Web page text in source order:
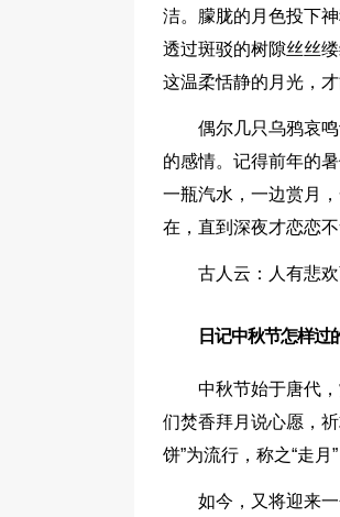
洁。朦胧的月色投下
透过斑驳的树隙丝丝
这温柔恬静的月光，才
偶尔几只乌鸦哀
的感情。记得前年的
一瓶汽水，一边赏月
在，直到深夜才恋恋不
古人云：人有悲
日记中秋节怎样过
中秋节始于唐代
们焚香拜月说心愿，
饼”为流行，称之“走
如今，又将迎来一